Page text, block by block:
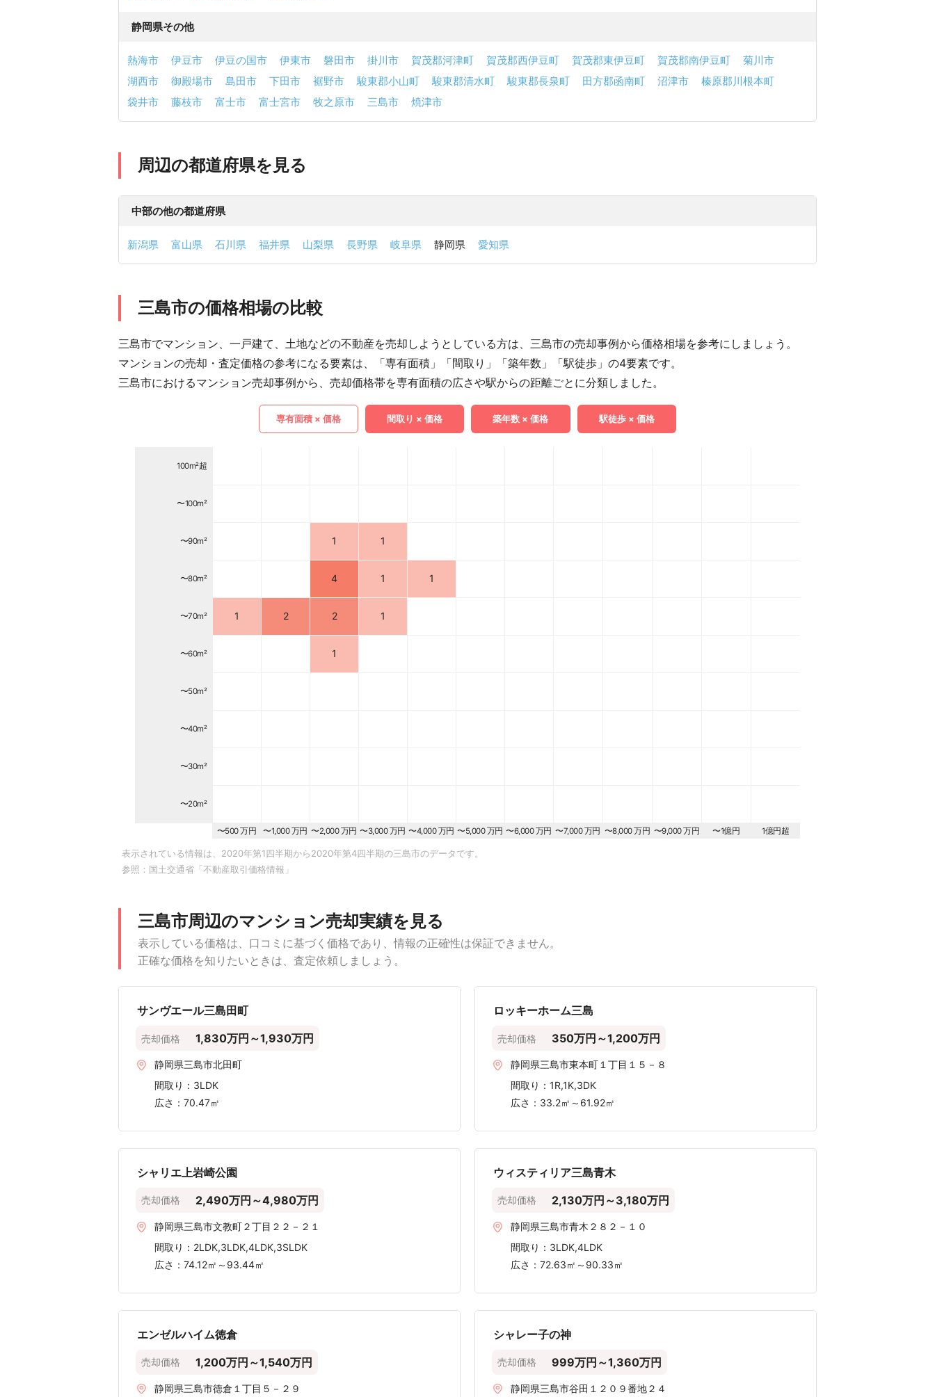
静岡県その他
熱海市 伊豆市 伊豆の国市 伊東市 磐田市 掛川市 賀茂郡河津町 賀茂郡西伊豆町 賀茂郡東伊豆町 賀茂郡南伊豆町
菊川市
湖西市
御殿場市 島田市 下田市 裾野市 駿東郡小山町 駿東郡清水町 駿東郡長泉町 田方郡函南町 沼津市
榛原郡川根本町
袋井市
藤枝市 富士市 富士宮市 牧之原市 三島市 焼津市
周辺の都道府県を見る
中部の他の都道府県
新潟県 富山県 石川県 福井県 山梨県 長野県 岐阜県 静岡県 愛知県
三島市の価格相場の比較
三島市でマンション、一戸建て、土地などの不動産を売却しようとしている方は、三島市の売却事例から価格相場を参考にしましょう。
マンションの売却・査定価格の参考になる要素は、「専有面積」「間取り」「築年数」「駅徒歩」の4要素です。
三島市におけるマンション売却事例から、売却価格帯を専有面積の広さや駅からの距離ごとに分類しました。
専有面積 × 価格 間取り × 価格 築年数 × 価格 駅徒歩 × 価格
100m²超
〜100m²
〜90m² 1 1
〜80m² 4 1 1
〜70m² 1 2 2 1
〜60m² 1
〜50m²
〜40m²
〜30m²
〜20m²
〜500 万円 〜1,000 万円 〜2,000 万円 〜3,000 万円 〜4,000 万円 〜5,000 万円 〜6,000 万円 〜7,000 万円 〜8,000 万円 〜9,000 万円 〜1億円 1億円超
表示されている情報は、2020年第1四半期から2020年第4四半期の三島市のデータです。
参照： 国土交通省「不動産取引価格情報」
三島市周辺のマンション売却実績を見る
表示している価格は、口コミに基づく価格であり、情報の正確性は保証できません。
正確な価格を知りたいときは、査定依頼しましょう。
サンヴエール三島田町
売却価格 1,830万円～1,930万円
静岡県三島市北田町
間取り： 3LDK
広さ： 70.47㎡
ロッキーホーム三島
売却価格 350万円～1,200万円
静岡県三島市東本町１丁目１５－８
間取り：1R,1K,3DK
広さ： 33.2㎡～61.92㎡
シャリエ上岩崎公園
売却価格 2,490万円～4,980万円
静岡県三島市文教町２丁目２２－２１
間取り： 2LDK,3LDK,4LDK,3SLDK
広さ： 74.12㎡～93.44㎡
ウィスティリア三島青木
売却価格 2,130万円～3,180万円
静岡県三島市青木２８２－１０
間取り： 3LDK,4LDK
広さ：72.63㎡～90.33㎡
エンゼルハイム徳倉
売却価格 1,200万円～1,540万円
静岡県三島市徳倉１丁目５－２９
シャレー子の神
売却価格 999万円～1,360万円
静岡県三島市谷田１２０９番地２４